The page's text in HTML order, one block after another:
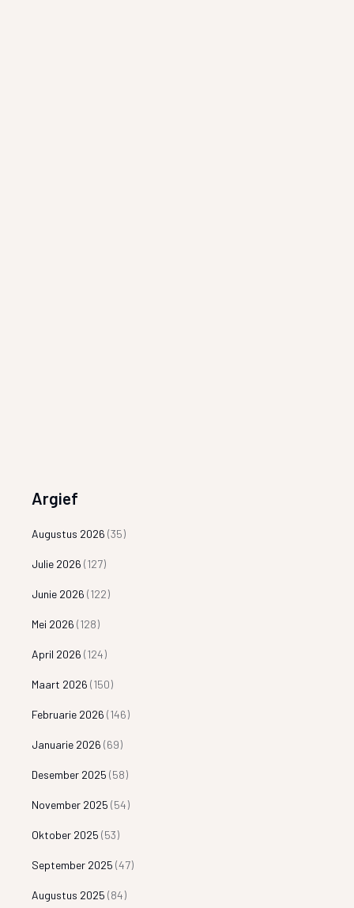
Argief
Augustus 2026 (35)
Julie 2026 (127)
Junie 2026 (122)
Mei 2026 (128)
April 2026 (124)
Maart 2026 (150)
Februarie 2026 (146)
Januarie 2026 (69)
Desember 2025 (58)
November 2025 (54)
Oktober 2025 (53)
September 2025 (47)
Augustus 2025 (84)